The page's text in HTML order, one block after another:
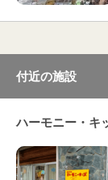
付近の施設
ハーモニー・キ